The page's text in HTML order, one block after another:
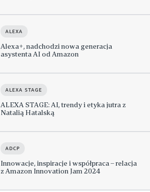
ALEXA
Alexa+, nadchodzi nowa generacja
asystenta AI od Amazon
ALEXA STAGE
ALEXA STAGE: AI, trendy i etyka jutra z
Natalią Hatalską
ADCP
Innowacje, inspiracje i współpraca – relacja
z Amazon Innovation Jam 2024